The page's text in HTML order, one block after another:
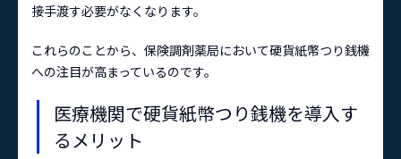
接手渡す必要がなくなります。
これらのことから、保険調剤薬局において硬貨紙幣つり銭機
への注目が高まっているのです。
医療機関で硬貨紙幣つり銭機を導入す
るメリット